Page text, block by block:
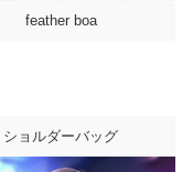
feather boa
ショルダーバッグ